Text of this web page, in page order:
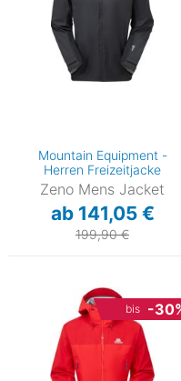
Mountain Equipment -
Herren Freizeitjacke
Zeno Mens Jacket
ab 141,05 €
199,90 €
bis -